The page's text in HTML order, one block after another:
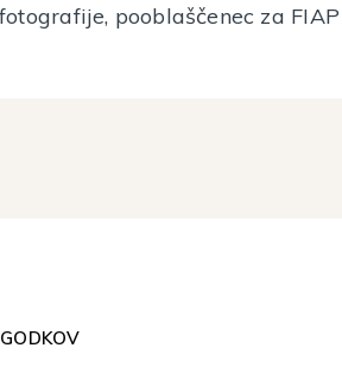
pooblaščenec za